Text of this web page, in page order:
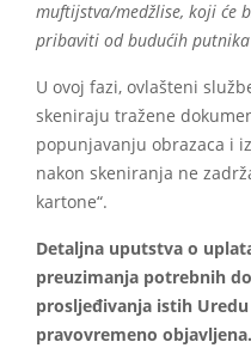
muftijstva/medžlise, koji će
pribaviti od budućih
U ovoj fazi, ovlašteni
skeniraju tražene
popunjavanju obrazaca i
nakon skeniranja ne
kartone“.
Detaljna uputstva o
preuzimanja potrebnih
prosljeđivanja istih
pravovremeno objavljena.